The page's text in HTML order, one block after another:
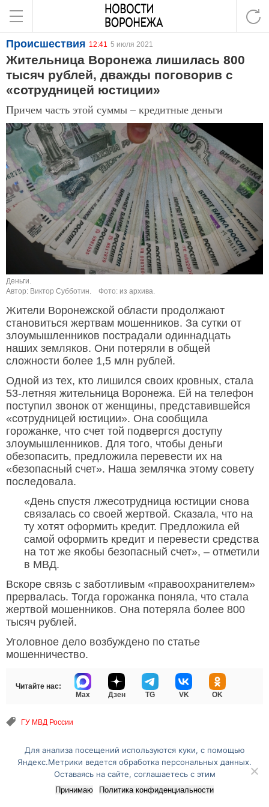
Происшествия 12:41 5 июля 2021
Жительница Воронежа лишилась 800
тысяч рублей, дважды поговорив с
«сотрудницей юстиции»
Причем часть этой суммы – кредитные деньги
Деньги.
Автор: Виктор Субботин.
Фото: из архива.
Жители Воронежской области продолжают
становиться жертвам мошенников. За сутки от
злоумышленников пострадали одиннадцать
наших земляков. Они потеряли в общей
сложности более 1,5 млн рублей.
Одной из тех, кто лишился своих кровных, стала
53-летняя жительница Воронежа. Ей на телефон
поступил звонок от женщины, представившейся
«сотрудницей юстиции». Она сообщила
горожанке, что счет той подвергся доступу
злоумышленников. Для того, чтобы деньги
обезопасить, предложила перевести их на
«безопасный счет». Наша землячка этому совету
последовала.
«День спустя лжесотрудница юстиции снова
связалась со своей жертвой. Сказала, что на
ту хотят оформить кредит. Предложила ей
самой оформить кредит и перевести средства
на тот же якобы безопасный счет», – отметили
в МВД.
Вскоре связь с заботливым «правоохранителем»
прервалась. Тогда горожанка поняла, что стала
жертвой мошенников. Она потеряла более 800
тысяч рублей.
Уголовное дело возбуждено по статье
мошенничество.
Читайте нас:
Max
Дзен TG VK OK
ГУ МВД России
Перейти на полную версию сайта
Для анализа посещений используются куки, с помощью
Яндекс.Метрики ведется обработка персональных данных.
Оставаясь на сайте, соглашаетесь с этим
Принимаю Политика конфиденциальности